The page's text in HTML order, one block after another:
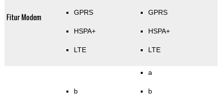
Fitur Modem GPRS
HSPA+
LTE
GPRS
HSPA+
LTE
b
a
b